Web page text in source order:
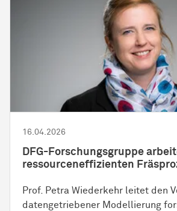
16.04.2026
DFG-Forschungs­gruppe
ressourceneffizienten
Prof. Petra Wiederkehr leitet den
datengetriebener Modellierung